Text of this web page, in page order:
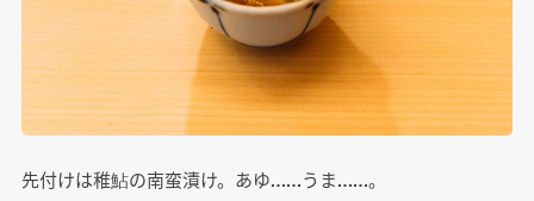
先付けは稚鮎の南蛮漬け。あゆ……うま……。